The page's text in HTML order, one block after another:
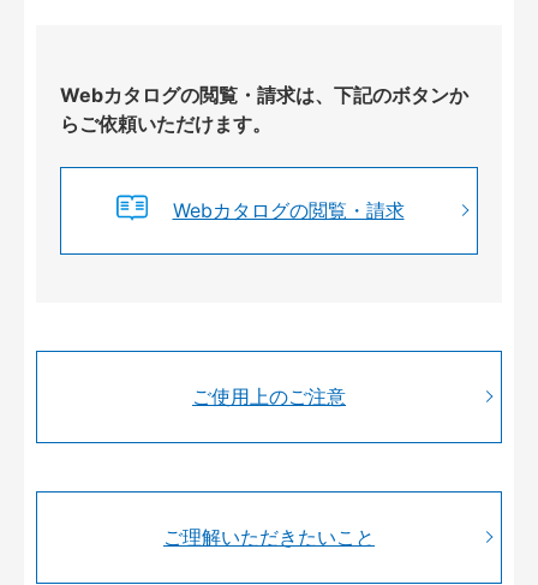
Webカタログの閲覧・請求は、下記のボタンか
らご依頼いただけます。
Webカタログの閲覧・請求
ご使用上のご注意
ご理解いただきたいこと